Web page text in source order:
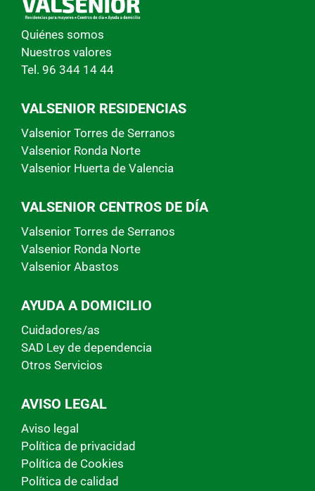
Quiénes somos
Nuestros valores
Tel. 96 344 14 44
VALSENIOR RESIDENCIAS
Valsenior Torres de Serranos
Valsenior Ronda Norte
Valsenior Huerta de Valencia
VALSENIOR CENTROS DE DÍA
Valsenior Torres de Serranos
Valsenior Ronda Norte
Valsenior Abastos
AYUDA A DOMICILIO
Cuidadores/as
SAD Ley de dependencia
Otros Servicios
AVISO LEGAL
Aviso legal
Política de privacidad
Política de Cookies
Política de calidad